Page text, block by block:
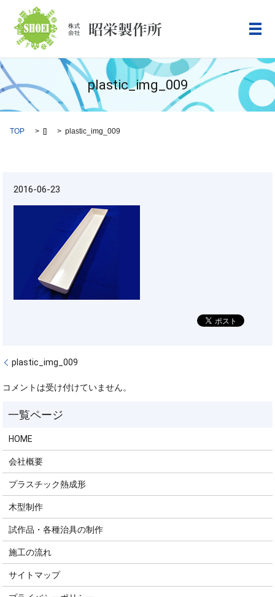
メ
plastic_img_009
TOP [] plastic_img_009
2016-06-23
plastic_img_009
コメントは受け付けていません。
HOME
会社概要
プラスチック熱成形
木型制作
試作品・各種治具の制作
施工の流れ
サイトマップ